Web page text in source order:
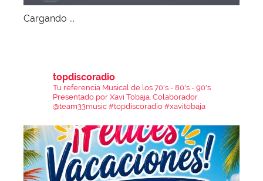
Cargando ...
topdiscoradio
Tu referencia Musical de los 70's - 80's - 90's
Presentado por Xavi Tobaja. Colaborador
@team33music #topdiscoradio #xavitobaja